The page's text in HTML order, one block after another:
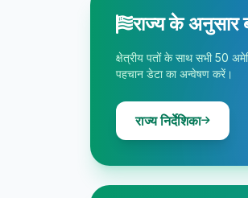
राज्य के अनुसार
क्षेत्रीय पतों के साथ सभी 50
पहचान डेटा का अन्वेषण करें।
राज्य निर्देशिका